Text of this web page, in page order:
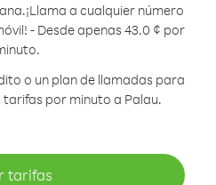
¡Llama a cualquier número
- Desde apenas 43.0 ¢ por
o un plan de llamadas para
por minuto a Palau.
tarifas